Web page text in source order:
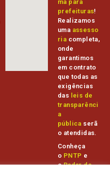
ma para
prefeituras!
Realizamos
uma assesso
ria completa,
onde
garantimos
em contrato
que todas as
exigências
das leis de
transparênci
a
pública serã
o atendidas.
Conheça
o PNTP e
oRadar da